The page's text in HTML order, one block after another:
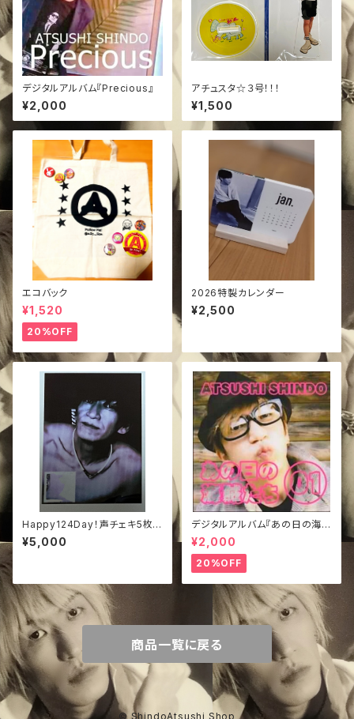
デジタルアルバム『Precious』
¥2,000
アチュスタ☆３号！！！
¥1,500
エコバック
¥1,520
20%OFF
2026特製カレンダー
¥2,500
Happy124Day！声チェキ5枚
+１枚
¥5,000
デジタルアルバム『あの日の海賊
たち①』
¥2,000
20%OFF
商品一覧に戻る
© ShindoAtsushi Shop